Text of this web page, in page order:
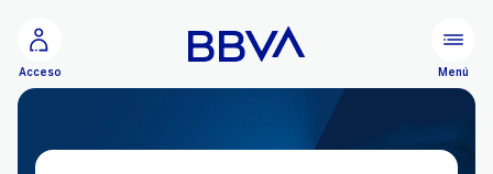
Acceso Menú